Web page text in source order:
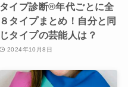
タイプ診断®︎年代ごとに全
８タイプまとめ！自分と同
じタイプの芸能人は？
2024年10月8日